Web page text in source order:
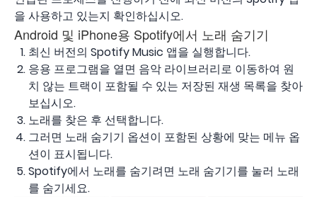
을 사용하고 있는지 확인하십시오.
Android 및 iPhone용 Spotify에서 노래 숨기기
최신 버전의 Spotify Music 앱을 실행합니다.
응용 프로그램을 열면 음악 라이브러리로 이동하여 원
치 않는 트랙이 포함될 수 있는 저장된 재생 목록을 찾아
보십시오.
노래를 찾은 후 선택합니다.
그러면 노래 숨기기 옵션이 포함된 상황에 맞는 메뉴 옵
션이 표시됩니다.
Spotify에서 노래를 숨기려면 노래 숨기기를 눌러 노래
를 숨기세요.